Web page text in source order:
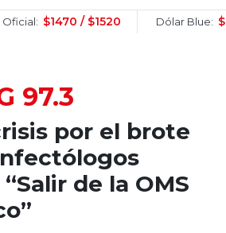
$1470 / $1520 Dólar Blue: $1505 /
97.3
por el brote
de la OMS